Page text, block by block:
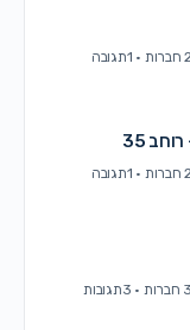
· 1תגובה
· 1תגובה
· 3תגובות